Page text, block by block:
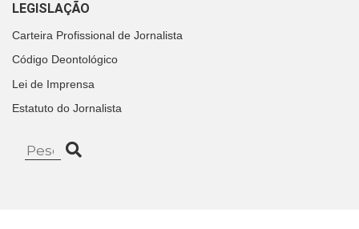
LEGISLAÇÃO
Carteira Profissional de Jornalista
Código Deontológico
Lei de Imprensa
Estatuto do Jornalista